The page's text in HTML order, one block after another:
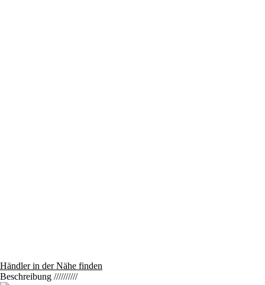
Händler in der Nähe finden
Beschreibung //////////